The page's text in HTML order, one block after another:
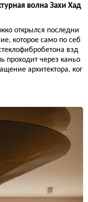
волна Захи Хад
открылся последни
которое само по себ
взд
проходит через каньо
архитектора, ког